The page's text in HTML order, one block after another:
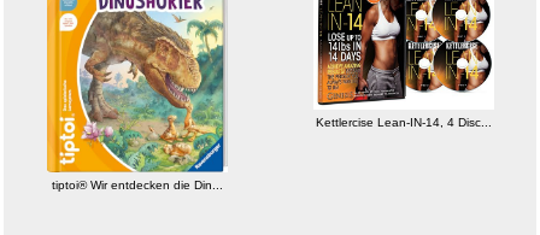
Anzeige
tiptoi® Wir entdecken die Din...
Kettlercise Lean-IN-14, 4 Disc...